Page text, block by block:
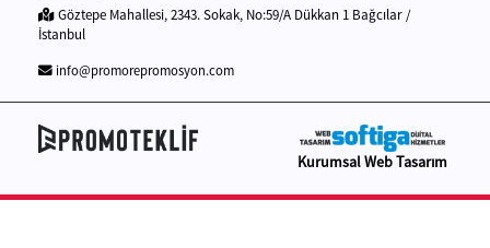
Göztepe Mahallesi, 2343. Sokak, No:59/A Dükkan 1 Bağcılar /
İstanbul
info@promorepromosyon.com
Kurumsal Web Tasarım